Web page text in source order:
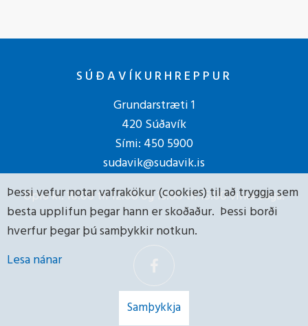
SÚÐAVÍKURHREPPUR
Grundarstræti 1
420 Súðavík
Sími: 450 5900
sudavik@sudavik.is
Opið kl. 10:00 til 12:00 og 13:00 til 15:00 virka daga.
Þessi vefur notar vafrakökur (cookies) til að tryggja sem
besta upplifun þegar hann er skoðaður. Þessi borði
hverfur þegar þú samþykkir notkun.
Lesa nánar
Samþykkja